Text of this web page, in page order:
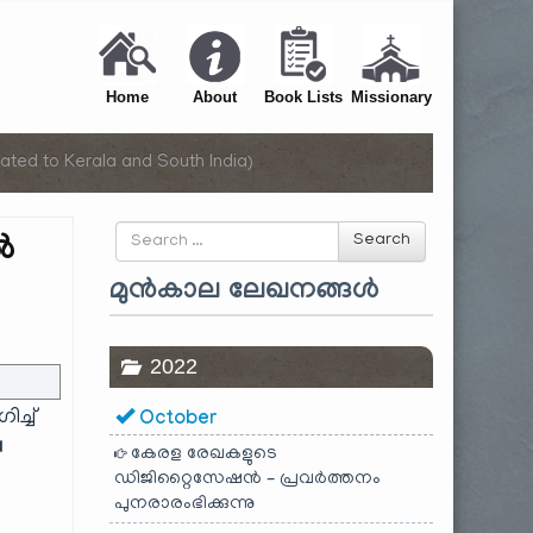
Home About Book Lists Missionary
to Kerala and South India)
Search
for
Search
മുൻകാല ലേഖനങ്ങൾ
2022
October
കേരള രേഖകളുടെ
ഡിജിറ്റൈസേഷൻ – പ്രവർത്തനം
പുനരാരംഭിക്കുന്നു